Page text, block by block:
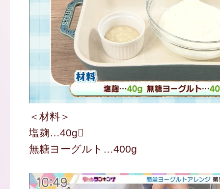
＜材料＞
塩麹…40g
無糖ヨーグルト…400g